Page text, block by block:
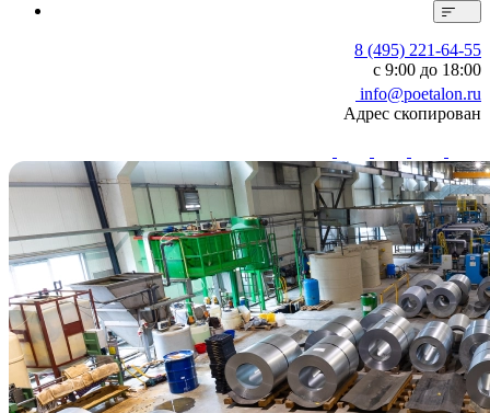
8 (495) 221-64-55
с 9:00 до 18:00
info@poetalon.ru
Адрес скопирован